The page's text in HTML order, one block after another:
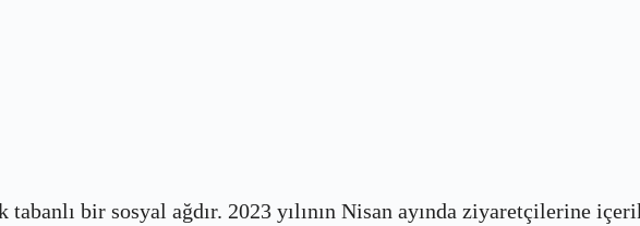
bir sosyal ağdır. 2023 yılının Nisan ayında ziyaretçilerine